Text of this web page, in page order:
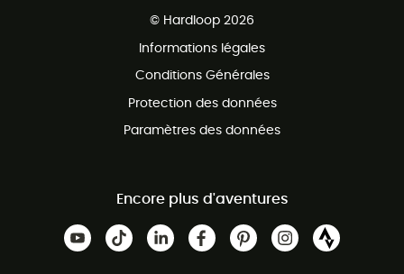
© Hardloop 2026
Informations légales
Conditions Générales
Protection des données
Paramètres des données
Encore plus d'aventures